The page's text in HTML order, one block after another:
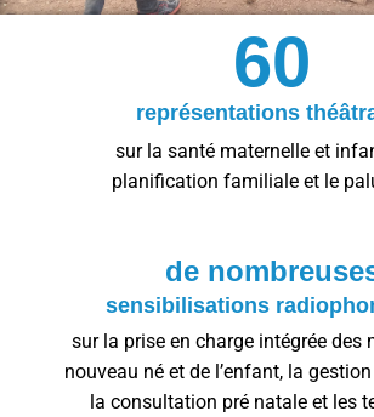
représentations
60
sur la santé maternelle et
planification familiale et le
de
sensibilisations
sur la prise en charge intégrée des
nouveau né et de l’enfant, la
la consultation pré natale et les